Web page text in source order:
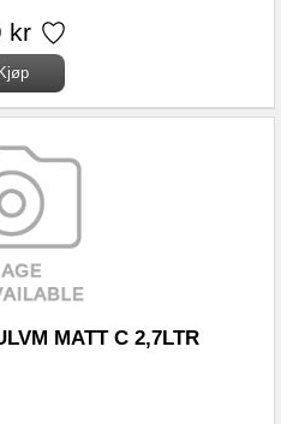
kr
MATT C 2,7LTR